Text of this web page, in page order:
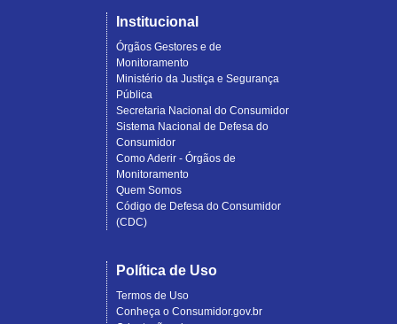
Institucional
Órgãos Gestores e de
Monitoramento
Ministério da Justiça e Segurança
Pública
Secretaria Nacional do Consumidor
Sistema Nacional de Defesa do
Consumidor
Como Aderir - Órgãos de
Monitoramento
Quem Somos
Código de Defesa do Consumidor
(CDC)
Política de Uso
Termos de Uso
Conheça o Consumidor.gov.br